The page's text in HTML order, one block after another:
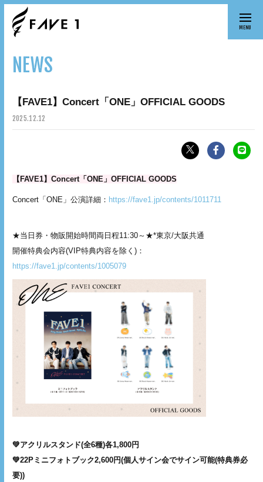
MENU
NEWS
【FAVE1】Concert「ONE」OFFICIAL GOODS
2025.12.12
【FAVE1】Concert「ONE」OFFICIAL GOODS
Concert「ONE」公演詳細： https://fave1.jp/contents/1011711
★当日券・物販開始時間両日程11:30～★*東京/大阪共通
開催特典会内容(VIP特典内容を除く)：
https://fave1.jp/contents/1005079
💚アクリルスタンド(全6種)各1,800円
💚22Pミニフォトブック2,600円(個人サイン会でサイン可能(特典券必
要))